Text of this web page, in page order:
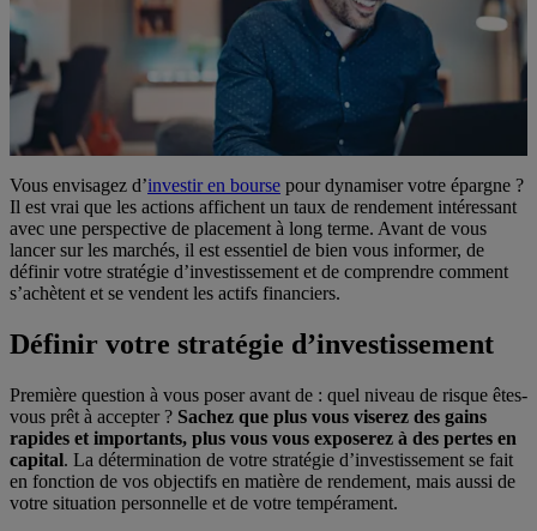
Vous envisagez d’investir en bourse pour dynamiser votre épargne ?
Il est vrai que les actions affichent un taux de rendement intéressant
avec une perspective de placement à long terme. Avant de vous
lancer sur les marchés, il est essentiel de bien vous informer, de
définir votre stratégie d’investissement et de comprendre comment
s’achètent et se vendent les actifs financiers.
Définir votre stratégie d’investissement
Première question à vous poser avant de : quel niveau de risque êtes-
vous prêt à accepter ? Sachez que plus vous viserez des gains
rapides et importants, plus vous vous exposerez à des pertes en
capital. La détermination de votre stratégie d’investissement se fait
en fonction de vos objectifs en matière de rendement, mais aussi de
votre situation personnelle et de votre tempérament.